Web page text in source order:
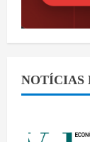
NOTÍCIAS